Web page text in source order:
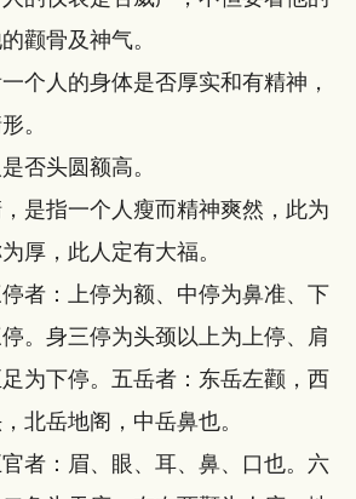
颧骨及神气。
个人的身体是否厚实和有精神，
。
否头圆额高。
是指一个人瘦而精神爽然，此为
厚，此人定有大福。
者：上停为额、中停为鼻准、下
。身三停为头颈以上为上停、肩
为下停。五岳者：东岳左颧，西
北岳地阁，中岳鼻也。
者：眉、眼、耳、鼻、口也。六